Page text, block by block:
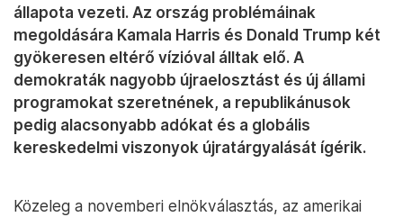
állapota vezeti. Az ország problémáinak
megoldására Kamala Harris és Donald Trump két
gyökeresen eltérő vízióval álltak elő. A
demokraták nagyobb újraelosztást és új állami
programokat szeretnének, a republikánusok
pedig alacsonyabb adókat és a globális
kereskedelmi viszonyok újratárgyalását ígérik.
Közeleg a novemberi elnökválasztás, az amerikai